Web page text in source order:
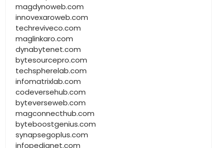
magdynoweb.com
innovexaroweb.com
techreviveco.com
maglinkaro.com
dynabytenet.com
bytesourcepro.com
techspherelab.com
infomatrixlab.com
codeversehub.com
byteverseweb.com
magconnecthub.com
byteboostgenius.com
synapsegoplus.com
infopedianet.com